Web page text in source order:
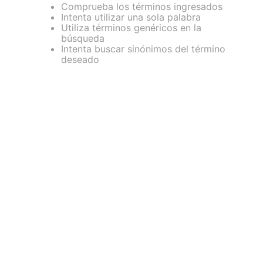
Comprueba los términos ingresados
Intenta utilizar una sola palabra
Utiliza términos genéricos en la
búsqueda
Intenta buscar sinónimos del término
deseado